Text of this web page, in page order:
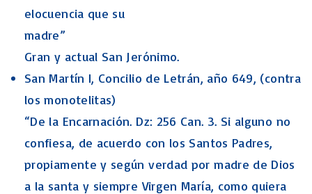
elocuencia que su
madre”
Gran y actual San Jerónimo.
San Martín I, Concilio de Letrán, año 649, (contra
los monotelitas)
“De la Encarnación. Dz: 256 Can. 3. Si alguno no
confiesa, de acuerdo con los Santos Padres,
propiamente y según verdad por madre de Dios
a la santa y siempre Virgen María, como quiera